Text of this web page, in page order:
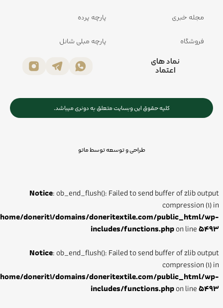
مجله خبری
فروشگاه
پارچه پرده
پارچه مبلی شانل
نماد های
اعتماد
کلیه حقوق این وبسایت متعلق به دونری میباشد.
طراحی و توسعه توسط ماتو
Notice: ob_end_flush(): Failed to send buffer of zlib output
compression (1) in
/home/donerit1/domains/doneritextile.com/public_html/wp-
includes/functions.phpon line5493
Notice: ob_end_flush(): Failed to send buffer of zlib output
compression (1) in
/home/donerit1/domains/doneritextile.com/public_html/wp-
includes/functions.phpon line5493